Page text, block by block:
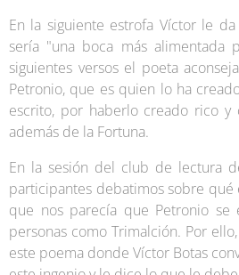
En la siguiente estrofa Víctor le
sería "una boca más alimentada
siguientes versos el poeta
Petronio, que es quien lo ha
escrito, por haberlo creado rico y
además de la Fortuna.
En la sesión del club de lectura
participantes debatimos sobre qué
que nos parecía que Petronio se
personas como Trimalción. Por
este poema donde Víctor Botas